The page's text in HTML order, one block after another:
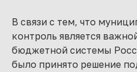
В связи с тем, что
контроль является
бюджетной системы
было принято решение